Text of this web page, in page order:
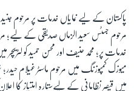
پاکستان کے لیے نمایاں خدمات پر مرحوم
مرحوم جسٹس سعید الزماں صدیقی کے لیے؛
خدمات پر؛ محمد حنیف اور محسن حمید کو
میوزک کمپوزنگ میں مرحوم ماسٹر غیلام حیدر؛
میں قیصر نظامانی کے لیےستارہ امتیاز کا